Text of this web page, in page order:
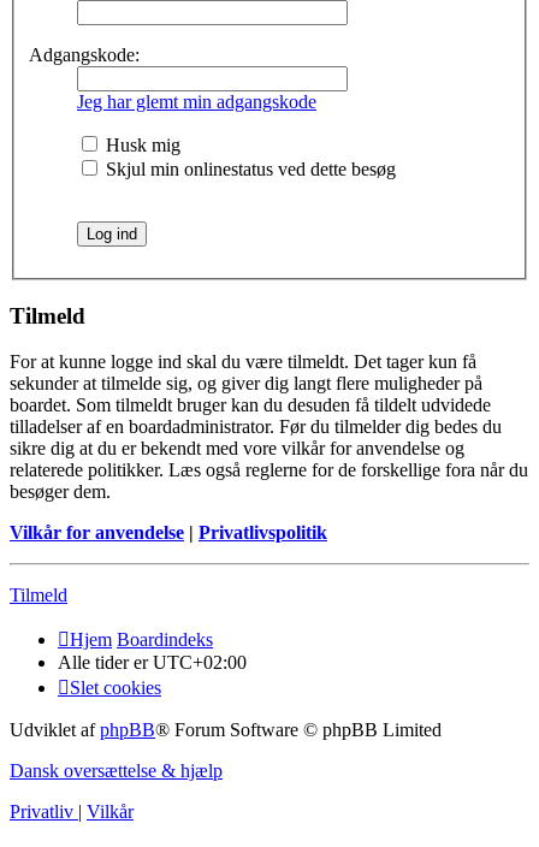
Adgangskode:
Jeg har glemt min adgangskode
Husk mig
Skjul min onlinestatus ved dette besøg
Tilmeld
For at kunne logge ind skal du være tilmeldt. Det tager kun få
sekunder at tilmelde sig, og giver dig langt flere muligheder på
boardet. Som tilmeldt bruger kan du desuden få tildelt udvidede
tilladelser af en boardadministrator. Før du tilmelder dig bedes du
sikre dig at du er bekendt med vore vilkår for anvendelse og
relaterede politikker. Læs også reglerne for de forskellige fora når du
besøger dem.
Vilkår for anvendelse | Privatlivspolitik
Tilmeld
Hjem Boardindeks
Alle tider erUTC+02:00
Slet cookies
Udviklet afphpBB® Forum Software © phpBB Limited
Dansk oversættelse & hjælp
Privatliv | Vilkår